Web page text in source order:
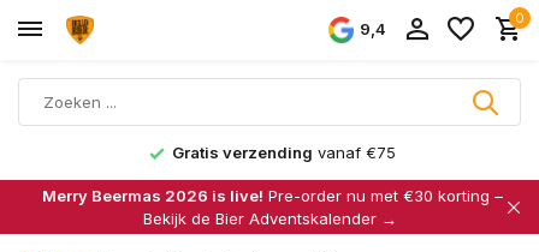
9,4
0
Gratis verzending vanaf €75
Merry Beermas 2026 is live! Pre-order nu met €30 korting –
Bekijk de Bier Adventskalender →